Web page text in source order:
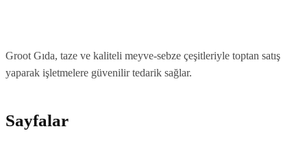
Groot Gıda, taze ve kaliteli meyve-sebze çeşitleriyle toptan satış
yaparak işletmelere güvenilir tedarik sağlar.
Sayfalar